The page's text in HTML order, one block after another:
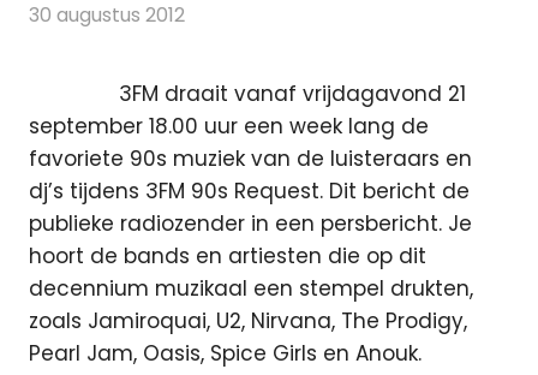
30 augustus 2012
3FM draait vanaf vrijdagavond 21
september 18.00 uur een week lang de
favoriete 90s muziek van de luisteraars en
dj’s tijdens 3FM 90s Request. Dit bericht de
publieke radiozender in een persbericht. Je
hoort de bands en artiesten die op dit
decennium muzikaal een stempel drukten,
zoals Jamiroquai, U2, Nirvana, The Prodigy,
Pearl Jam, Oasis, Spice Girls en Anouk.